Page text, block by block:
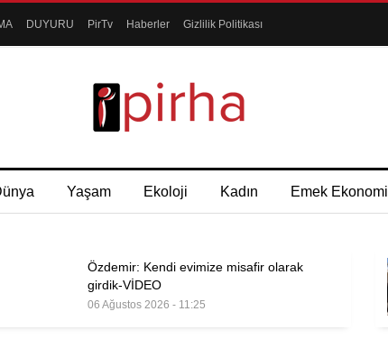
DUYURU PirTv Haberler Gizlilik Politikası
Yaşam Ekoloji Kadın Emek Ekonomi
Özdemir: Kendi evimize misafir olarak
girdik-VİDEO
06 Ağustos 2026 - 11:25